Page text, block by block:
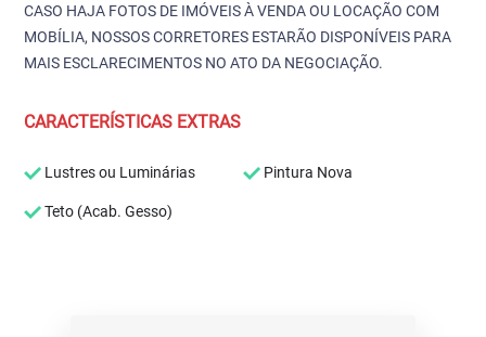
CASO HAJA FOTOS DE IMÓVEIS À VENDA OU LOCAÇÃO COM
MOBÍLIA, NOSSOS CORRETORES ESTARÃO DISPONÍVEIS PARA
MAIS ESCLARECIMENTOS NO ATO DA NEGOCIAÇÃO.
CARACTERÍSTICAS EXTRAS
Lustres ou Luminárias Pintura Nova
Teto (Acab. Gesso)